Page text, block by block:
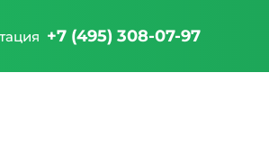
+7 (495) 308-07-97